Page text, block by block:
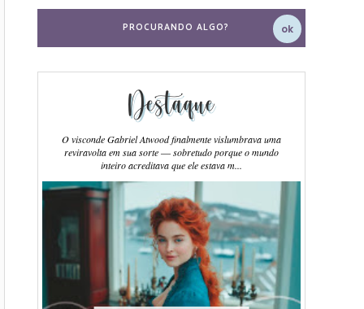
Destaque
O visconde Gabriel Atwood finalmente vislumbrava uma
reviravolta em sua sorte ― sobretudo porque o mundo
inteiro acreditava que ele estava m...